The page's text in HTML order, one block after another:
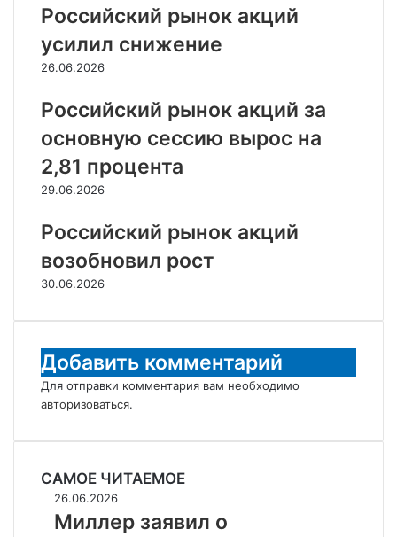
Российский рынок акций
усилил снижение
26.06.2026
Российский рынок акций за
основную сессию вырос на
2,81 процента
29.06.2026
Российский рынок акций
возобновил рост
30.06.2026
Добавить комментарий
Для отправки комментария вам необходимо
авторизоваться.
САМОЕ ЧИТАЕМОЕ
Миллер
заявил
26.06.2026
Миллер заявил о